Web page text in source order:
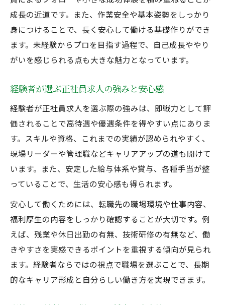
成長の近道です。また、作業安全や基本姿勢をしっかり
身につけることで、長く安心して働ける基礎作りができ
ます。未経験からプロを目指す過程で、自己成長ややり
がいを感じられる点も大きな魅力となっています。
経験者が選ぶ正社員求人の強みと安心感
経験者が正社員求人を選ぶ際の強みは、即戦力として評
価されることで高待遇や優遇条件を得やすい点にありま
す。スキルや資格、これまでの実績が認められやすく、
現場リーダーや管理職などキャリアアップの道も開けて
います。また、安定した給与体系や賞与、各種手当が整
っていることで、生活の安心感も得られます。
安心して働くためには、転職先の職場環境や仕事内容、
福利厚生の内容をしっかり確認することが大切です。例
えば、残業や休日出勤の有無、技術研修の有無など、働
きやすさを実感できるポイントを重視する傾向が見られ
ます。経験者ならではの視点で職場を選ぶことで、長期
的なキャリア形成と自分らしい働き方を実現できます。